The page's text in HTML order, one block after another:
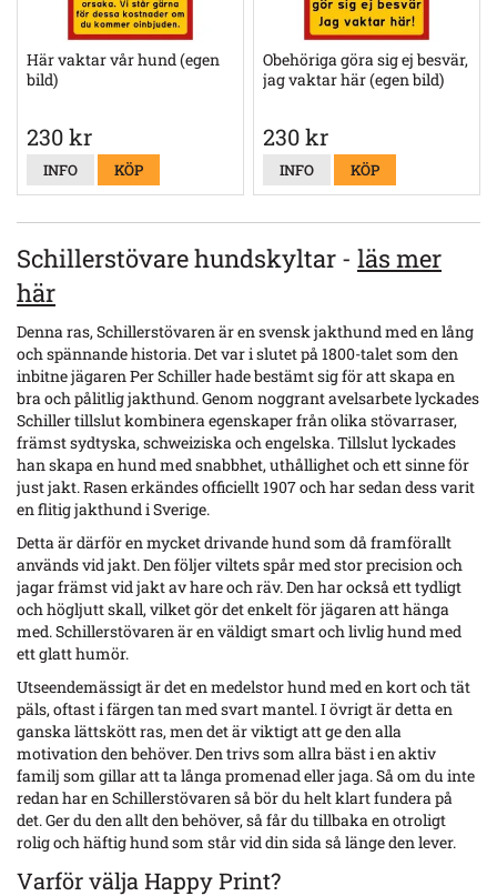
Här vaktar vår hund (egen
bild)
230 kr
INFO KÖP
Obehöriga göra sig ej besvär,
jag vaktar här (egen bild)
230 kr
INFO KÖP
Schillerstövare hundskyltar - läs mer
här
Denna ras, Schillerstövaren är en svensk jakthund med en lång
och spännande historia.Det var i slutet på 1800-talet som den
inbitne jägaren Per Schiller hade bestämt sig för att skapa en
bra och pålitlig jakthund. Genom noggrant avelsarbete lyckades
Schiller tillslut kombinera egenskaper från olika stövarraser,
främst sydtyska, schweiziska och engelska. Tillslut lyckades
han skapa en hund med snabbhet, uthållighet och ett sinne för
just jakt. Rasen erkändes officiellt 1907 och har sedan dess varit
en flitig jakthund i Sverige.
Detta är därför en mycket drivande hund som då framförallt
används vid jakt. Den följer viltets spår med stor precision och
jagar främst vid jakt av hare och räv. Den har också ett tydligt
och högljuttskall, vilket gör det enkelt för jägaren att hänga
med. Schillerstövaren är en väldigt smart och livlig hund med
ett glatt humör.
Utseendemässigt är det en medelstor hund med en kort och tät
päls, oftast i färgen tan med svart mantel. I övrigt är detta en
ganska lättskött ras, men det är viktigt att ge den alla
motivation den behöver. Den trivs som allra bäst i en aktiv
familj som gillar att ta långa promenad eller jaga. Så om du inte
redan har en Schillerstövaren så bör du helt klart fundera på
det. Ger du den allt den behöver, så får du tillbaka en otroligt
rolig och häftig hund som står vid din sida så länge den lever.
Varför välja Happy Print?